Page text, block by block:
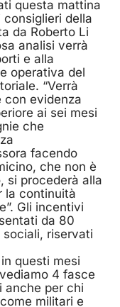
questa mattina
consiglieri della
da Roberto Li
analisi verrà
e alla
operativa del
“Verrà
con evidenza
ai sei mesi
che
facendo
che non è
si procederà alla
la continuità
Gli incentivi
da 80
riservati
questi mesi
4 fasce
anche per chi
militari e